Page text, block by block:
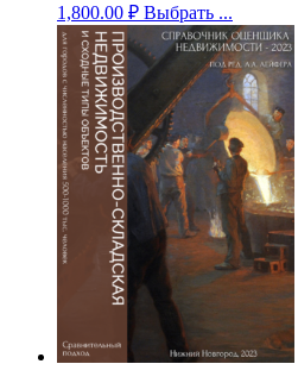
1,800.00 ₽ Выбрать ...